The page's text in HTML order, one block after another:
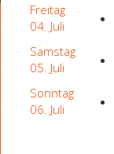
Freitag
04. Juli
Samstag
05. Juli
Sonntag
06. Juli